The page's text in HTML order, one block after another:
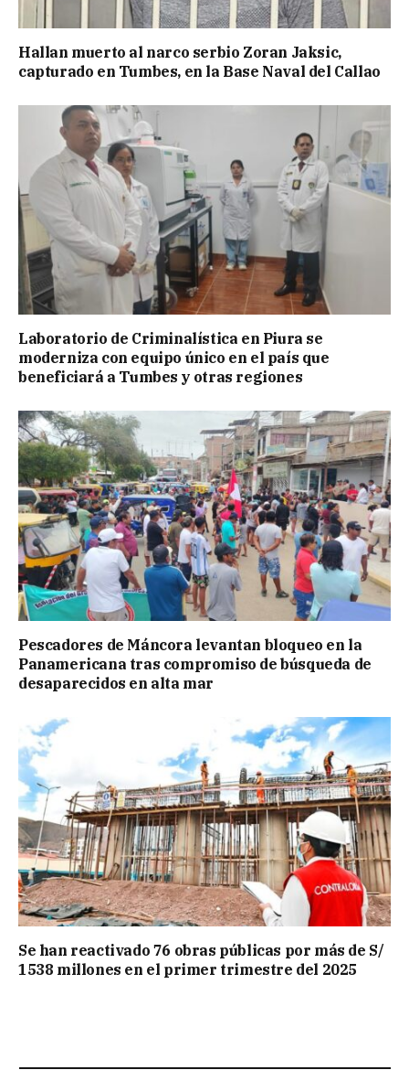
Hallan muerto al narco serbio Zoran Jaksic,
capturado en Tumbes, en la Base Naval del Callao
Laboratorio de Criminalística en Piura se
moderniza con equipo único en el país que
beneficiará a Tumbes y otras regiones
Pescadores de Máncora levantan bloqueo en la
Panamericana tras compromiso de búsqueda de
desaparecidos en alta mar
Se han reactivado 76 obras públicas por más de S/
1538 millones en el primer trimestre del 2025